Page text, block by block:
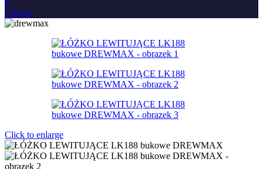
0
0 items
Click to enlarge